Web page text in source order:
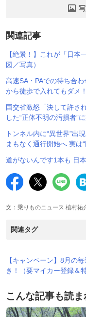
関連記事
【絶景！】これが「日
図／写真）
高速SA・PAでの待ち合
から徒歩で入れてもダメ
国交省激怒「決して許さ
した“正体不明の汚損者”
トンネル内に“異世界”出
まもなく通行開始へ 実は
道がないんです1本も 日
文：乗りものニュース 植村祐
関連タグ
【キャンペーン】8月の
き！（要マイカー登録＆
こんな記事も読